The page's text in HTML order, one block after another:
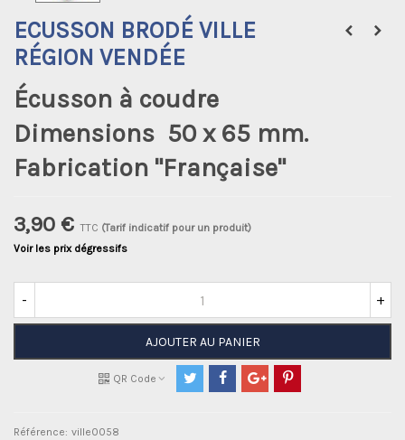
ECUSSON BRODÉ VILLE
RÉGION VENDÉE
Écusson à coudre
Dimensions 50 x 65 mm.
Fabrication "Française"
3,90 € TTC (Tarif indicatif pour un produit)
Voir les prix dégressifs
- +
AJOUTER AU PANIER
QR Code
Référence: ville0058